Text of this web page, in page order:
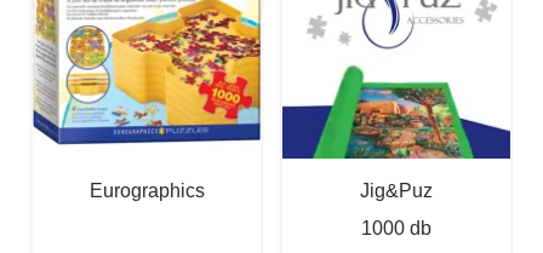
Eurographics
Jig&Puz
1000 db